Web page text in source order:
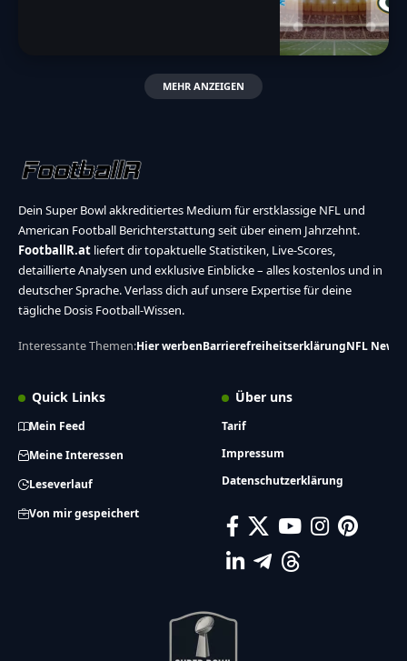
MEHR ANZEIGEN
Dein Super Bowl akkreditiertes Medium für erstklassige NFL und
American Football Berichterstattung seit über einem Jahrzehnt.
FootballR.at liefert dir topaktuelle Statistiken, Live-Scores,
detaillierte Analysen und exklusive Einblicke – alles kostenlos und in
deutscher Sprache. Verlass dich auf unsere Expertise für deine
tägliche Dosis Football-Wissen.
Interessante Themen:Hier werbenBarrierefreiheitserklärungNFL News
Quick Links
Mein Feed
Meine Interessen
Leseverlauf
Von mir gespeichert
Über uns
Tarif
Impressum
Datenschutzerklärung